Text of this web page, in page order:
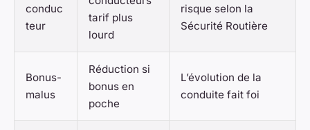
conduc
teur
tarif plus
lourd
risque selon la
Sécurité Routière
Bonus-
malus
Réduction si
bonus en
poche
L’évolution de la
conduite fait foi